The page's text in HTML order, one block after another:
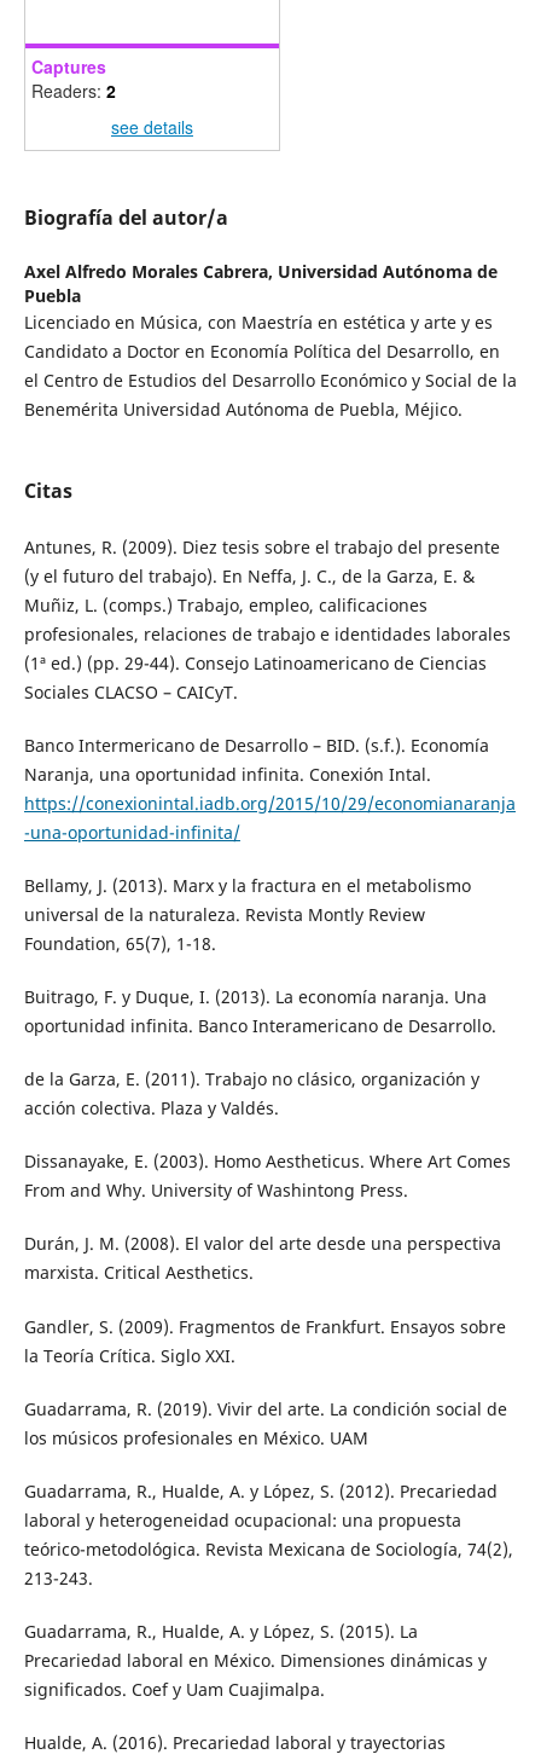
Captures
Readers: 2
see details
Biografía del autor/a
Axel Alfredo Morales Cabrera, Universidad Autónoma de
Puebla
Licenciado en Música, con Maestría en estética y arte y es
Candidato a Doctor en Economía Política del Desarrollo, en
el Centro de Estudios del Desarrollo Económico y Social de la
Benemérita Universidad Autónoma de Puebla, Méjico.
Citas
Antunes, R. (2009). Diez tesis sobre el trabajo del presente
(y el futuro del trabajo). En Neffa, J. C., de la Garza, E. &
Muñiz, L. (comps.) Trabajo, empleo, calificaciones
profesionales, relaciones de trabajo e identidades laborales
(1ª ed.) (pp. 29-44). Consejo Latinoamericano de Ciencias
Sociales CLACSO – CAICyT.
Banco Intermericano de Desarrollo – BID. (s.f.). Economía
Naranja, una oportunidad infinita. Conexión Intal.
https://conexionintal.iadb.org/2015/10/29/economianaranja
-una-oportunidad-infinita/
Bellamy, J. (2013). Marx y la fractura en el metabolismo
universal de la naturaleza. Revista Montly Review
Foundation, 65(7), 1-18.
Buitrago, F. y Duque, I. (2013). La economía naranja. Una
oportunidad infinita. Banco Interamericano de Desarrollo.
de la Garza, E. (2011). Trabajo no clásico, organización y
acción colectiva. Plaza y Valdés.
Dissanayake, E. (2003). Homo Aestheticus. Where Art Comes
From and Why. University of Washintong Press.
Durán, J. M. (2008). El valor del arte desde una perspectiva
marxista. Critical Aesthetics.
Gandler, S. (2009). Fragmentos de Frankfurt. Ensayos sobre
la Teoría Crítica. Siglo XXI.
Guadarrama, R. (2019). Vivir del arte. La condición social de
los músicos profesionales en México. UAM
Guadarrama, R., Hualde, A. y López, S. (2012). Precariedad
laboral y heterogeneidad ocupacional: una propuesta
teórico-metodológica. Revista Mexicana de Sociología, 74(2),
213-243.
Guadarrama, R., Hualde, A. y López, S. (2015). La
Precariedad laboral en México. Dimensiones dinámicas y
significados. Coef y Uam Cuajimalpa.
Hualde, A. (2016). Precariedad laboral y trayectorias